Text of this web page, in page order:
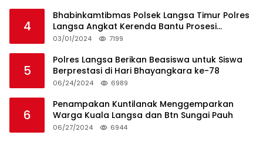
4
Bhabinkamtibmas Polsek Langsa Timur Polres
Langsa Angkat Kerenda Bantu Prosesi
Pemakaman Warga
03/01/2024 7199
5
Polres Langsa Berikan Beasiswa untuk Siswa
Berprestasi di Hari Bhayangkara ke-78
06/24/2024 6989
6
Penampakan Kuntilanak Menggemparkan
Warga Kuala Langsa dan Btn Sungai Pauh
06/27/2024 6944